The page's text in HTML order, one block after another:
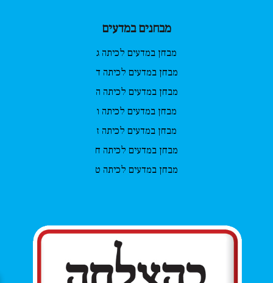
מבחנים במדעים
מבחן במדעים לכיתה ג
מבחן במדעים לכיתה ד
מבחן במדעים לכיתה ה
מבחן במדעים לכיתה ו
מבחן במדעים לכיתה ז
מבחן במדעים לכיתה ח
מבחן במדעים לכיתה ט